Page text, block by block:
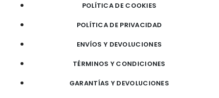
POLÍTICA DE COOKIES
POLÍTICA DE PRIVACIDAD
ENVÍOS Y DEVOLUCIONES
TÉRMINOS Y CONDICIONES
GARANTÍAS Y DEVOLUCIONES